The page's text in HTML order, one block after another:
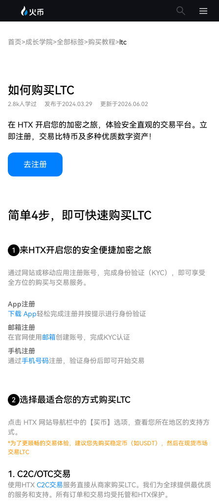
首页>成长学院>全部标签>购买教程>ltc
如何购买LTC
2.8k人学过 发布于2024.03.29 更新于2026.06.02
在 HTX 开启您的加密之旅，体验安全直观的交易平台。立
即注册，交易比特币及多种优质数字资产！
去注册
简单4步，即可快速购买LTC
1 来HTX开启您的安全便捷加密之旅
通过网站或移动应用注册账号，完成身份验证（KYC），即可享受
全方位的购买与交易服务。
App注册
下载 App轻松完成注册并按提示进行身份验证
邮箱注册
在官网使用 邮箱创建账号，完成KYC认证
手机注册
通过手机号码注册，验证身份后即可开始交易
2 选择最适合您的方式购买LTC
点击 HTX 网站导航栏中的【买币】选项，查看您所在地区的支持方
式。
*为了更顺畅的交易体验，建议您先购买稳定币（如USDT），然后在现货市场
交易LTC
1. C2C/OTC交易
使用HTX C2C交易服务直接从商家购买LTC。我们为全球提供最优质
的服务和支持。所有订单和交易均受托管和HTX保护。